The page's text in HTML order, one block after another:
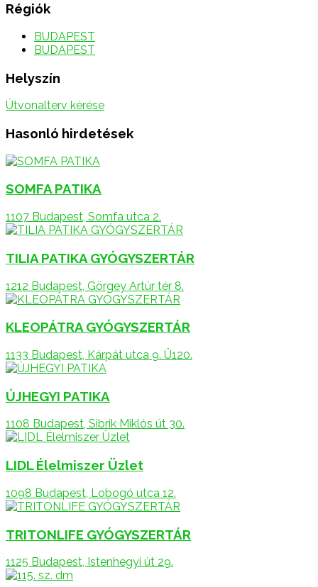
Régiók
BUDAPEST
BUDAPEST
Helyszín
Útvonalterv kérése
Hasonló hirdetések
SOMFA PATIKA
1107 Budapest, Somfa utca 2.
TILIA PATIKA GYÓGYSZERTÁR
1212 Budapest, Görgey Artúr tér 8.
KLEOPÁTRA GYÓGYSZERTÁR
1133 Budapest, Kárpát utca 9. Ü120.
ÚJHEGYI PATIKA
1108 Budapest, Sibrik Miklós út 30.
LIDL Élelmiszer Üzlet
1098 Budapest, Lobogó utca 12.
TRITONLIFE GYÓGYSZERTÁR
1125 Budapest, Istenhegyi út 29.